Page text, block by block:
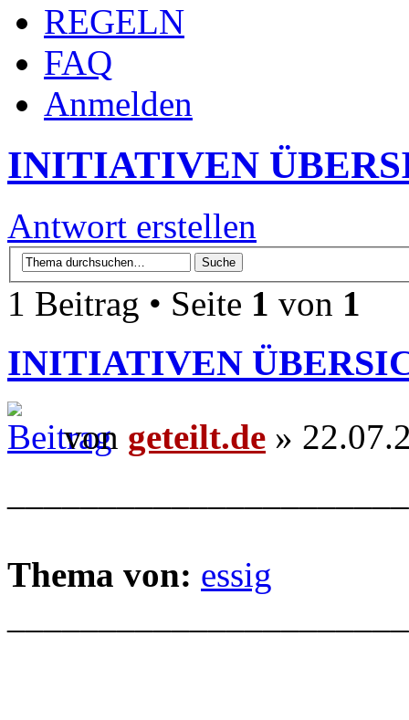
REGELN
FAQ
Anmelden
INITIATIVEN
Antwort erstellen
1 Beitrag • Seite 1 von 1
INITIATIVEN
von geteilt.de »
Thema von: essig